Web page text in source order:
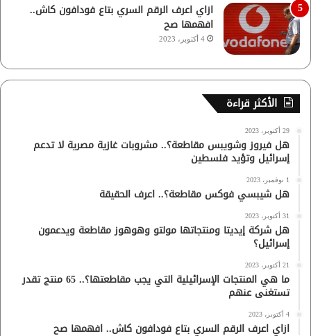
ازاي اعرف الرقم السري بتاع فودافون كاش..
افهمها صح
4 أكتوبر، 2023
الأكثر قراءة
29 أكتوبر، 2023
هل فيروز وشويبس مقاطعة؟.. مشروبات غازية مصرية لا تدعم
إسرائيل وتؤيد فلسطين
1 نوفمبر، 2023
هل شيبسي فوكس مقاطعة؟.. اعرف الحقيقة
31 أكتوبر، 2023
هل شركة إيديتا ومنتجاتها مولتو وهوهوز مقاطعة ويدعمون
إسرائيل؟
21 أكتوبر، 2023
ما هي المنتجات الإسرائيلية التي يجب مقاطعتها؟.. 65 منتج تقدر
تستغنى عنهم
4 أكتوبر، 2023
ازاي اعرف الرقم السري بتاع فودافون كاش.. افهمها صح